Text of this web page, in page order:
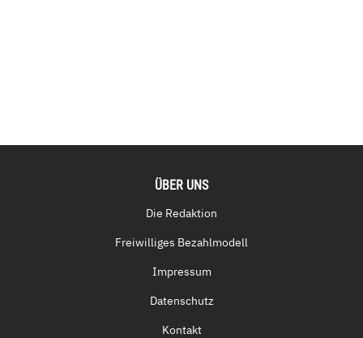
ÜBER UNS
Die Redaktion
Freiwilliges Bezahlmodell
Impressum
Datenschutz
Kontakt